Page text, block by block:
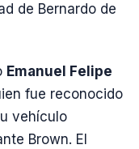
de Bernardo de
Emanuel Felipe
fue reconocido
vehículo
Brown. El